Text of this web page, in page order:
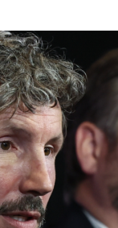
doit être
: